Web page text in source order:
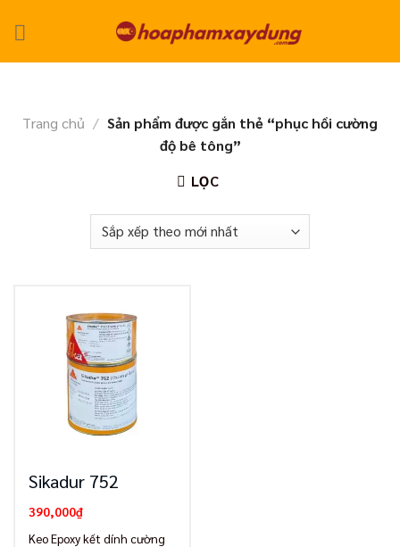
Trang chủ / Sản phẩm được gắn thẻ “phục hồi cường
độ bê tông”
LỌC
Sikadur 752
390,000₫
Keo Epoxy kết dính cường